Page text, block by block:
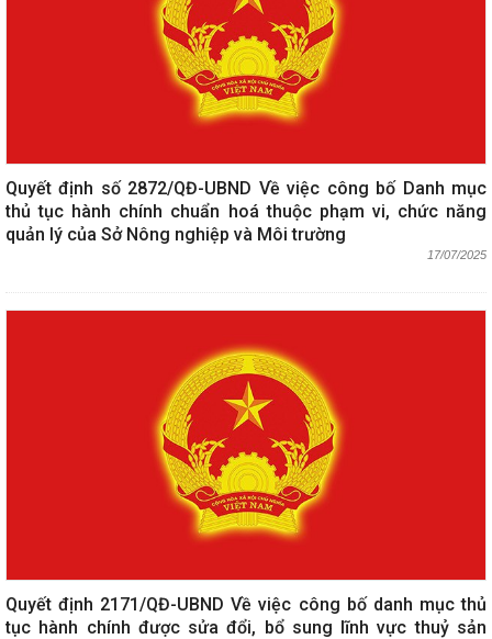
Quyết định số 2872/QĐ-UBND Về việc công bố Danh mục
thủ tục hành chính chuẩn hoá thuộc phạm vi, chức năng
quản lý của Sở Nông nghiệp và Môi trường
17/07/2025
Quyết định 2171/QĐ-UBND Về việc công bố danh mục thủ
tục hành chính được sửa đổi, bổ sung lĩnh vực thuỷ sản